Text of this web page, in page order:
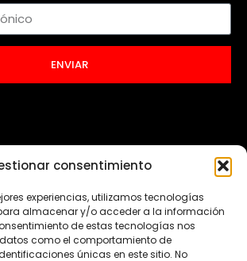
consentimiento
experiencias, utilizamos tecnologías
almacenar y/o acceder a la información
de estas tecnologías nos
como el comportamiento de
únicas en este sitio. No
ENVIAR